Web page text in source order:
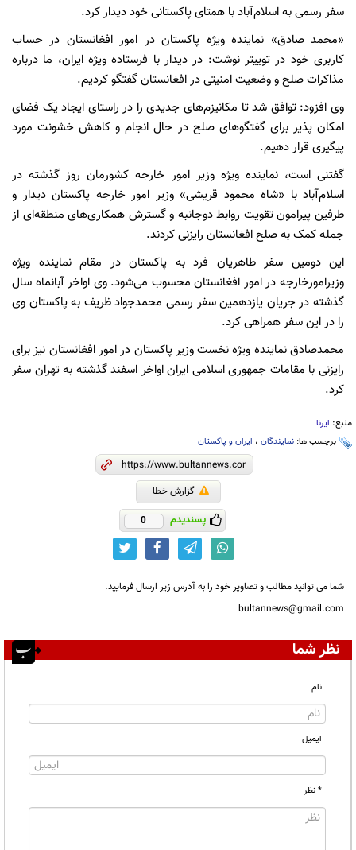
سفر رسمی به اسلام‌آباد با همتای پاکستانی خود دیدار کرد.
«محمد صادق» نماینده ویژه پاکستان در امور افغانستان در حساب
کاربری خود در توییتر نوشت: در دیدار با فرستاده ویژه ایران، ما درباره
مذاکرات صلح و وضعیت امنیتی در افغانستان گفتگو کردیم.
وی افزود: توافق شد تا مکانیزم‌های جدیدی را در راستای ایجاد یک فضای
امکان پذیر برای گفتگوهای صلح در حال انجام و کاهش خشونت مورد
پیگیری قرار دهیم.
گفتنی است، نماینده ویژه وزیر امور خارجه کشورمان روز گذشته در
اسلام‌آباد با «شاه محمود قریشی» وزیر امور خارجه پاکستان دیدار و
طرفین پیرامون تقویت روابط دوجانبه و گسترش همکاری‌های منطقه‌ای از
جمله کمک به صلح افغانستان رایزنی کردند.
این دومین سفر طاهریان فرد به پاکستان در مقام نماینده ویژه
وزیرامورخارجه در امور افغانستان محسوب می‌شود. وی اواخر آبانماه سال
گذشته در جریان یازدهمین سفر رسمی محمدجواد ظریف به پاکستان وی
را در این سفر همراهی کرد.
محمدصادق نماینده ویژه نخست وزیر پاکستان در امور افغانستان نیز برای
رایزنی با مقامات جمهوری اسلامی ایران اواخر اسفند گذشته به تهران سفر
کرد.
منبع: ایرنا
برچسب ها: نمایندگان ، ایران و پاکستان
گزارش خطا
پسندیدم 0
شما می توانید مطالب و تصاویر خود را به آدرس زیر ارسال فرمایید.
bultannews@gmail.com
نظر شما
نام
ایمیل
* نظر